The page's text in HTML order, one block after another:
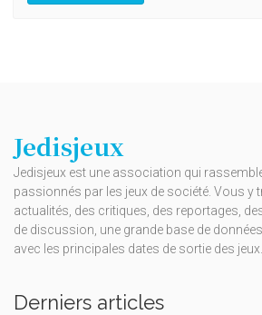
Jedisjeux
Jedisjeux est une association qui
passionnés par les jeux de société. Vous y
actualités, des critiques, des reportages,
de discussion, une grande base de
avec les principales dates de sortie des jeux.
Derniers articles